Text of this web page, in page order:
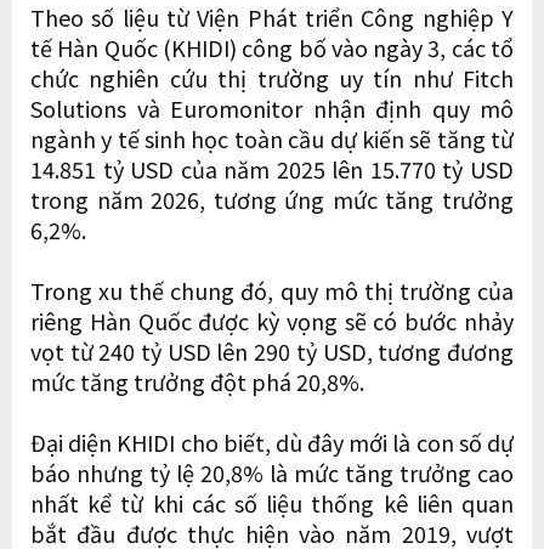
Theo số liệu từ Viện Phát triển Công nghiệp Y
tế Hàn Quốc (KHIDI) công bố vào ngày 3, các tổ
chức nghiên cứu thị trường uy tín như Fitch
Solutions và Euromonitor nhận định quy mô
ngành y tế sinh học toàn cầu dự kiến sẽ tăng từ
14.851 tỷ USD của năm 2025 lên 15.770 tỷ USD
trong năm 2026, tương ứng mức tăng trưởng
6,2%.
Trong xu thế chung đó, quy mô thị trường của
riêng Hàn Quốc được kỳ vọng sẽ có bước nhảy
vọt từ 240 tỷ USD lên 290 tỷ USD, tương đương
mức tăng trưởng đột phá 20,8%.
Đại diện KHIDI cho biết, dù đây mới là con số dự
báo nhưng tỷ lệ 20,8% là mức tăng trưởng cao
nhất kể từ khi các số liệu thống kê liên quan
bắt đầu được thực hiện vào năm 2019, vượt